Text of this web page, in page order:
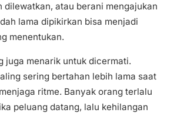
dilewatkan, atau berani mengajukan
lama dipikirkan bisa menjadi
menentukan.
juga menarik untuk dicermati.
sering bertahan lebih lama saat
ritme. Banyak orang terlalu
peluang datang, lalu kehilangan